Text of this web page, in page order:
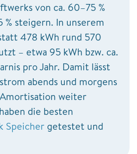
von ca. 60–75 %
% steigern. In unserem
478 kWh rund 570
– etwa 95 kWh bzw. ca.
pro Jahr. Damit lässt
abends und morgens
weiter
die besten
Speicher getestet und